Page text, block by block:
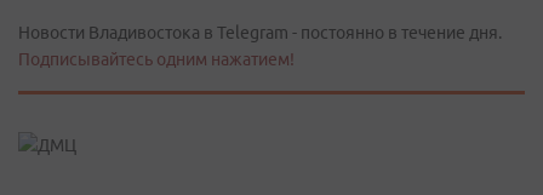
Новости Владивостока в Telegram - постоянно в течение дня.
Подписывайтесь одним нажатием!